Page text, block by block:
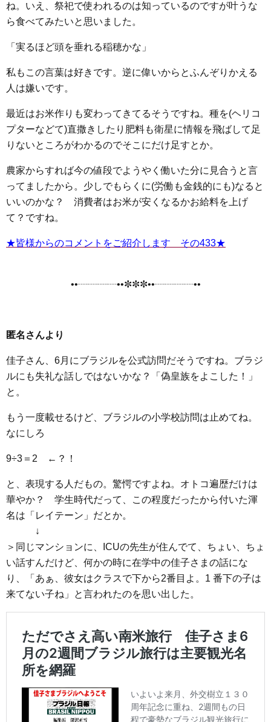
ね。いえ、祭祀で使われるのは知っているのですが叶うな
ら食べてみたいと思いました。
「実るほど頭を垂れる稲穂かな」
私もこの言葉は好きです。逆に偉いからとふんぞりかえる
人は嫌いです。
最近はお米作りも変わってきてるそうですね。種を(ヘリコ
プターなどて)直撒きしたり肥料も衛星に情報を飛ばして足
りないところがわかるのでそこにだけ足すとか。
農家からすれば今の値段でようやく働いた分に見合うと言
ってましたから。少しでもらくに(労働も金銭的にも)なると
いいのかな？ 消費者はお米が安くなるかお給料を上げ
て？ですね。
★皆様からのコメントをご紹介します その433★
••┈┈┈┈••✼✼✼••┈┈┈┈••
匿名さんより
佳子さん、6月にブラジルを公式訪問だそうですね。ブラジ
ルにも失礼な話しではないかな？「偽皇族をよこした！」
と。
もう一度載せるけど、ブラジルの小学校訪問は止めてね。
なにしろ
9÷3＝2 ←？！
と、表現する人だもの。驚愕ですよね。オトコ遍歴だけは
華やか？ 学生時代だって、この程度だったから付いた渾
名は「レイテーン」だとか。
↓
＞同じマンションに、ICUの先生が住んでて、ちょい、ちょ
い話すんだけど、何かの時に在学中の佳子さまの話にな
り、「あぁ、彼女はクラスで下から2番目よ。1 番下の子は
来てない子ね」と言われたのを思い出した。